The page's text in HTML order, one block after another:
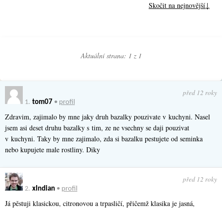
Skočit na nejnovější↓
Aktuální strana: 1 z 1
1. tom07 • profil
před 12 roky
Zdravim, zajimalo by mne jaky druh bazalky pouzivate v kuchyni. Nasel
jsem asi deset druhu bazalky s tim, ze ne vsechny se daji pouzivat
v kuchyni. Taky by mne zajimalo, zda si bazalku pestujete od seminka
nebo kupujete male rostliny. Diky
2. xIndian • profil
před 12 roky
Já pěstuji klasickou, citronovou a trpasličí, přičemž klasika je jasná,